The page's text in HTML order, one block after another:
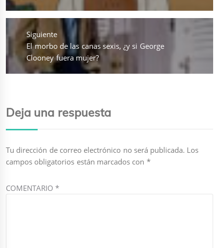
anterior:
Siguiente
Entrada
siguiente:
El morbo de las canas sexis, ¿y si George
Clooney fuera mujer?
Deja una respuesta
Tu dirección de correo electrónico no será publicada. Los
campos obligatorios están marcados con *
COMENTARIO*